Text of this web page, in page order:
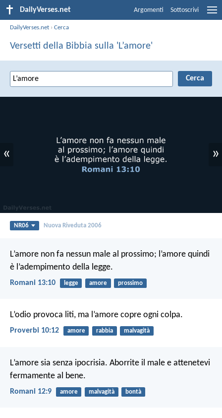
DailyVerses.net Argomenti Sottoscrivi
DailyVerses.net ›Cerca
Versetti della Bibbia sulla 'L’amore'
« »
NR06 Nuova Riveduta 2006
L’amore non fa nessun male al prossimo; l’amore quindi
è l’adempimento della legge.
Romani 13:10 legge amore prossimo
L’odio provoca liti, ma l’amore copre ogni colpa.
Proverbi 10:12 amore rabbia malvagità
L’amore sia senza ipocrisia. Aborrite il male e attenetevi
fermamente al bene.
Romani 12:9 amore malvagità bontà